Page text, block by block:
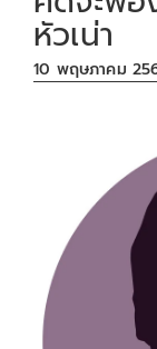
หัวเน่า
10 พฤษภาคม